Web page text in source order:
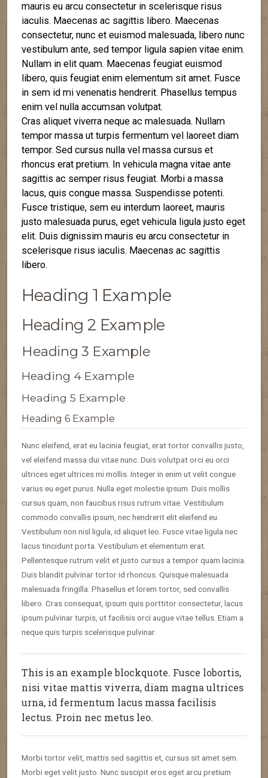
mauris eu arcu consectetur in scelerisque risus
iaculis. Maecenas ac sagittis libero. Maecenas
consectetur, nunc et euismod malesuada, libero nunc
vestibulum ante, sed tempor ligula sapien vitae enim.
Nullam in elit quam. Maecenas feugiat euismod
libero, quis feugiat enim elementum sit amet. Fusce
in sem id mi venenatis hendrerit. Phasellus tempus
enim vel nulla accumsan volutpat.
Cras aliquet viverra neque ac malesuada. Nullam
tempor massa ut turpis fermentum vel laoreet diam
tempor. Sed cursus nulla vel massa cursus et
rhoncus erat pretium. In vehicula magna vitae ante
sagittis ac semper risus feugiat. Morbi a massa
lacus, quis congue massa. Suspendisse potenti.
Fusce tristique, sem eu interdum laoreet, mauris
justo malesuada purus, eget vehicula ligula justo eget
elit. Duis dignissim mauris eu arcu consectetur in
scelerisque risus iaculis. Maecenas ac sagittis
libero.
Heading 1 Example
Heading 2 Example
Heading 3 Example
Heading 4 Example
Heading 5 Example
Heading 6 Example
Nunc eleifend, erat eu lacinia feugiat, erat tortor convallis justo,
vel eleifend massa dui vitae nunc. Duis volutpat orci eu orci
ultrices eget ultrices mi mollis. Integer in enim ut velit congue
varius eu eget purus. Nulla eget molestie ipsum. Duis mollis
cursus quam, non faucibus risus rutrum vitae. Vestibulum
commodo convallis ipsum, nec hendrerit elit eleifend eu.
Vestibulum non nisl ligula, id aliquet leo. Fusce vitae ligula nec
lacus tincidunt porta. Vestibulum et elementum erat.
Pellentesque rutrum velit et justo cursus a tempor quam lacinia.
Duis blandit pulvinar tortor id rhoncus. Quisque malesuada
malesuada fringilla. Phasellus et lorem tortor, sed convallis
libero. Cras consequat, ipsum quis porttitor consectetur, lacus
ipsum pulvinar turpis, ut facilisis orci augue vitae tellus. Etiam a
neque quis turpis scelerisque pulvinar.
This is an example blockquote. Fusce lobortis,
nisi vitae mattis viverra, diam magna ultrices
urna, id fermentum lacus massa facilisis
lectus. Proin nec metus leo.
Morbi tortor velit, mattis sed sagittis et, cursus sit amet sem.
Morbi eget velit justo. Nunc suscipit eros eget arcu pretium